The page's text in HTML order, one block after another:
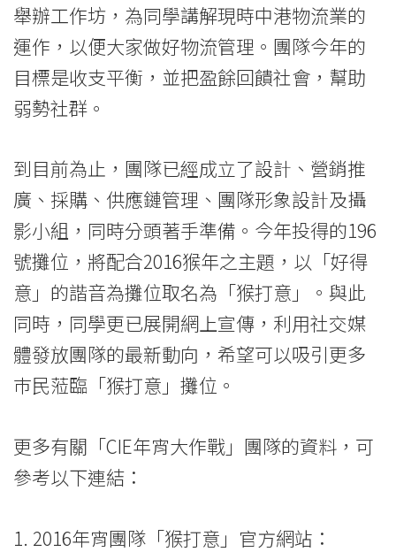
舉辦工作坊，為同學講解現時中港物流業的
運作，以便大家做好物流管理。團隊今年的
目標是收支平衡，並把盈餘回饋社會，幫助
弱勢社群。
到目前為止，團隊已經成立了設計、營銷推
廣、採購、供應鏈管理、團隊形象設計及攝
影小組，同時分頭著手準備。今年投得的196
號攤位，將配合2016猴年之主題，以「好得
意」的諧音為攤位取名為「猴打意」。與此
同時，同學更已展開網上宣傳，利用社交媒
體發放團隊的最新動向，希望可以吸引更多
巿民蒞臨「猴打意」攤位。
更多有關「CIE年宵大作戰」團隊的資料，可
參考以下連結：
1. 2016年宵團隊「猴打意」官方網站：